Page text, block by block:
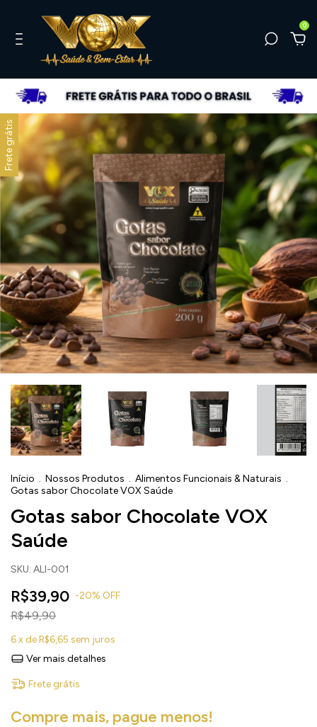
0
Frete grátis
Início . Nossos Produtos . Alimentos Funcionais & Naturais .
Gotas sabor Chocolate VOX Saúde
Gotas sabor Chocolate VOX
Saúde
SKU: ALI-001
R$39,90 -20% OFF
R$49,90
6x deR$6,65 sem juros
Ver mais detalhes
Frete grátis
Compre mais, pague menos!